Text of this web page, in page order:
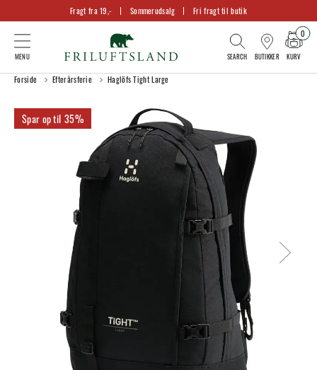
Fragt fra 19,- Sommerudsalg Fri fragt til butik
BUTIKKER KURV
0
Forside Efterårsferie Haglöfs Tight Large
35%